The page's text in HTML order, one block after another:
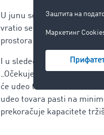
U junu se situacija
vratio se na ujednačen
prostora od 50:50 i tako
I u sledećem kvartalu
„Očekujemo da će jul,
će udeo tovara na tržištu
udeo tovara pasti na
prekoračuje kapacitete